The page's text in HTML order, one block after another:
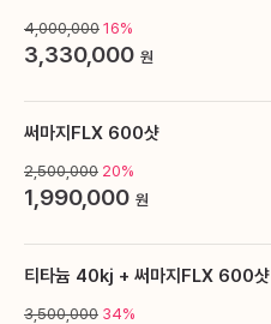
4,000,000 16%
3,330,000 원
써마지FLX 600샷
2,500,000 20%
1,990,000 원
티타늄 40kj + 써마지FLX 600샷
3,500,000 34%